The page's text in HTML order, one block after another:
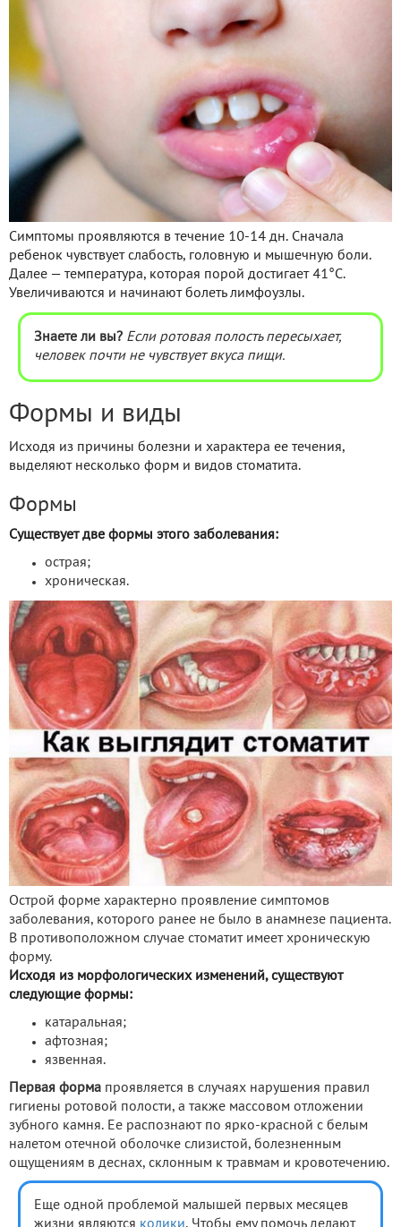
Симптомы проявляются в течение 10-14 дн. Сначала
ребенок чувствует слабость, головную и мышечную боли.
Далее — температура, которая порой достигает 41°С.
Увеличиваются и начинают болеть лимфоузлы.
Знаете ли вы? Если ротовая полость пересыхает,
человек почти не чувствует вкуса пищи.
Формы и виды
Исходя из причины болезни и характера ее течения,
выделяют несколько форм и видов стоматита.
Формы
Существует две формы этого заболевания:
острая;
хроническая.
Острой форме характерно проявление симптомов
заболевания, которого ранее не было в анамнезе пациента.
В противоположном случае стоматит имеет хроническую
форму.
Исходя из морфологических изменений, существуют
следующие формы:
катаральная;
афтозная;
язвенная.
Первая форма проявляется в случаях нарушения правил
гигиены ротовой полости, а также массовом отложении
зубного камня. Ее распознают по ярко-красной с белым
налетом отечной оболочке слизистой, болезненным
ощущениям в деснах, склонным к травмам и кровотечению.
Еще одной проблемой малышей первых месяцев